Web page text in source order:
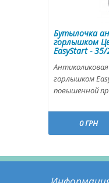
Бутылочка
горлышком
EasyStart -
горлышком
повышенной
0 ГРН